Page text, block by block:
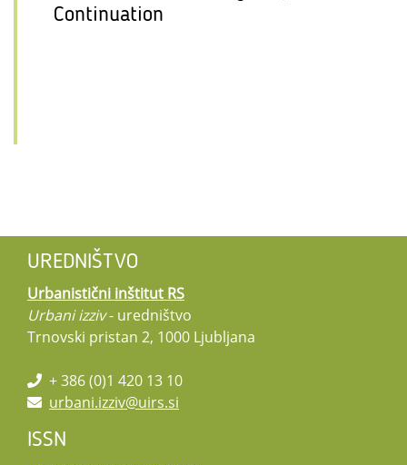
Continuation
UREDNIŠTVO
Urbanistični inštitut RS
Urbani izziv- uredništvo
Trnovski pristan 2, 1000 Ljubljana
+ 386 (0)1 420 13 10
urbani.izziv@uirs.si
ISSN